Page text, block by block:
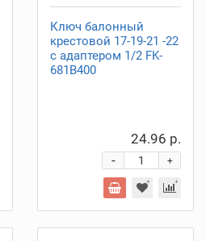
Ключ балонный
крестовой 17-19-21 -22
с адаптером 1/2 FK-
681B400
24.96 р.
+
-